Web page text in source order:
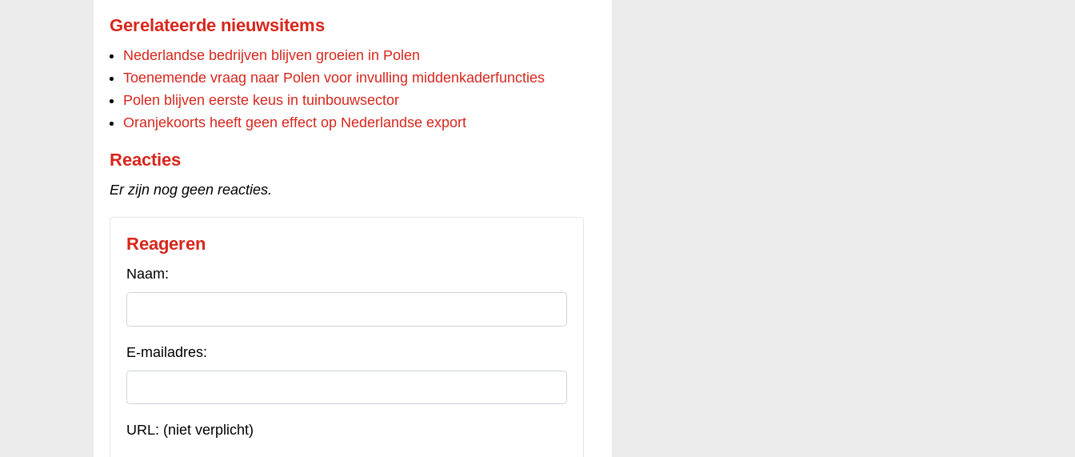
Gerelateerde nieuwsitems
Nederlandse bedrijven blijven groeien in Polen
Toenemende vraag naar Polen voor invulling middenkaderfuncties
Polen blijven eerste keus in tuinbouwsector
Oranjekoorts heeft geen effect op Nederlandse export
Reacties
Er zijn nog geen reacties.
Reageren
Naam:
E-mailadres:
URL: (niet verplicht)